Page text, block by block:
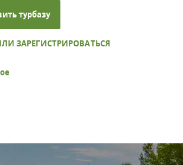
турбазу
ЗАРЕГИСТРИРОВАТЬСЯ